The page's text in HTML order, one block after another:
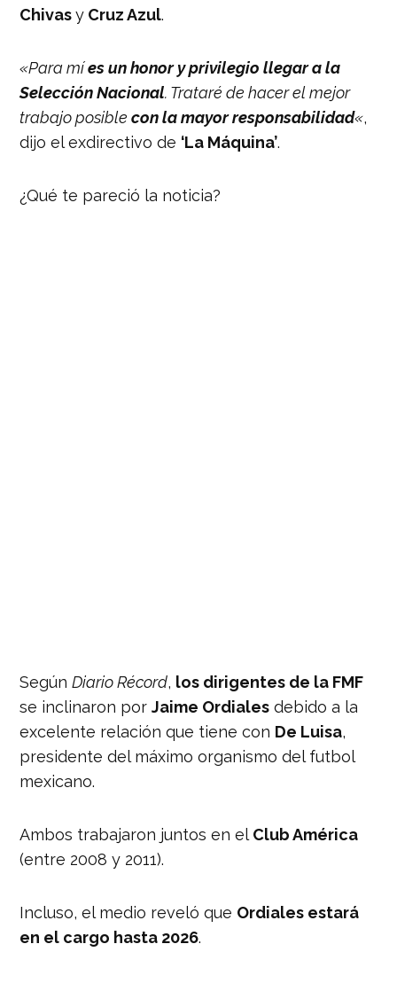
Chivasy Cruz Azul.
«Para míes un honor y privilegio llegar a la
Selección Nacional. Trataré de hacer el mejor
trabajo posiblecon la mayor responsabilidad«,
dijo el exdirectivo de ‘La Máquina’.
¿Qué te pareció la noticia?
SegúnDiario Récord, los dirigentes de la FMF
se inclinaron porJaime Ordiales debido a la
excelente relación que tiene con De Luisa,
presidente del máximo organismo del futbol
mexicano.
Ambos trabajaron juntos en el Club América
(entre 2008 y 2011).
Incluso, el medio reveló que Ordiales estará
en el cargo hasta 2026.